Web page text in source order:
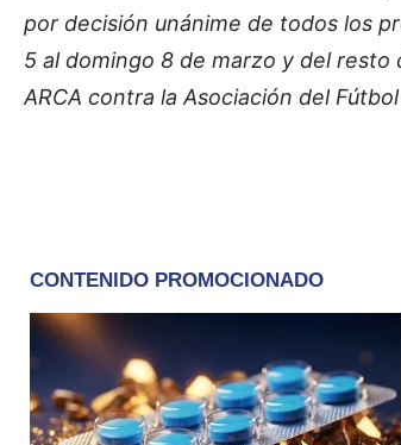
por decisión unánime de todos los
5 al domingo 8 de marzo y del
ARCA contra la Asociación del